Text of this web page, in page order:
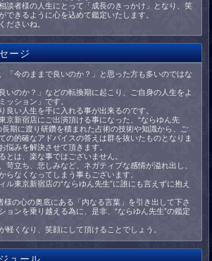
談者様の人生にとって「成長のきっかけ」となり、笑
できるように心を込めて鑑定いたします。
ださいね。
ージ
「今のままで良いのか？」と思った方も多いのではな
いのか？」などの転換期に起こり、ご自身の人生をよ
ッション」です。
良い人生を手に入れる事が出来るのです。
京新宿店にご出演頂ける事になった、“ならゆん先
長期に渡り研鑽を積まれた占術の技術や知識から、ご
の的確なアドバイスの答えは群を抜いたものとなりま
悩みを解決させて頂きます。
とは、楽な事ではございません。
苛立ち、悲しみなど、ネガティブな感情が溢れ出し、
らなくなってしまう事もございます。
ル東京新宿店の“ならゆん先生”に誰にも言えずに抱え
様の心の奥底にある「内なる言葉」を引き出して下さ
ョンを乗り越える為に、是非、“ならゆん先生”の鑑定
軽くなり、笑顔にして頂けることでしょう。